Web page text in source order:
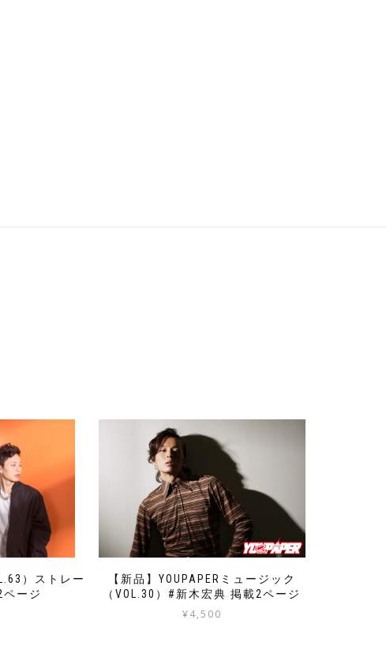
）ストレー
ページ
【新品】YOUPAPERミュージック
（VOL.30）#新木宏典 掲載2ページ
¥4,500